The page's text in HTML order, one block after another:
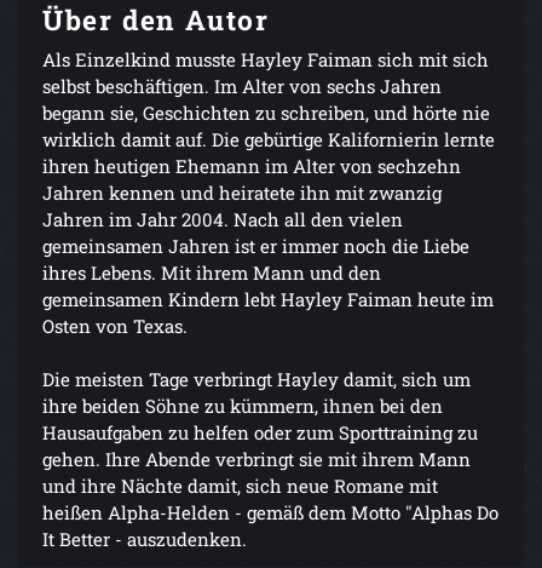
Über den Autor
Als Einzelkind musste Hayley Faiman sich mit sich
selbst beschäftigen. Im Alter von sechs Jahren
begann sie, Geschichten zu schreiben, und hörte nie
wirklich damit auf. Die gebürtige Kalifornierin lernte
ihren heutigen Ehemann im Alter von sechzehn
Jahren kennen und heiratete ihn mit zwanzig
Jahren im Jahr 2004. Nach all den vielen
gemeinsamen Jahren ist er immer noch die Liebe
ihres Lebens. Mit ihrem Mann und den
gemeinsamen Kindern lebt Hayley Faiman heute im
Osten von Texas.
Die meisten Tage verbringt Hayley damit, sich um
ihre beiden Söhne zu kümmern, ihnen bei den
Hausaufgaben zu helfen oder zum Sporttraining zu
gehen. Ihre Abende verbringt sie mit ihrem Mann
und ihre Nächte damit, sich neue Romane mit
heißen Alpha-Helden - gemäß dem Motto "Alphas Do
It Better - auszudenken.